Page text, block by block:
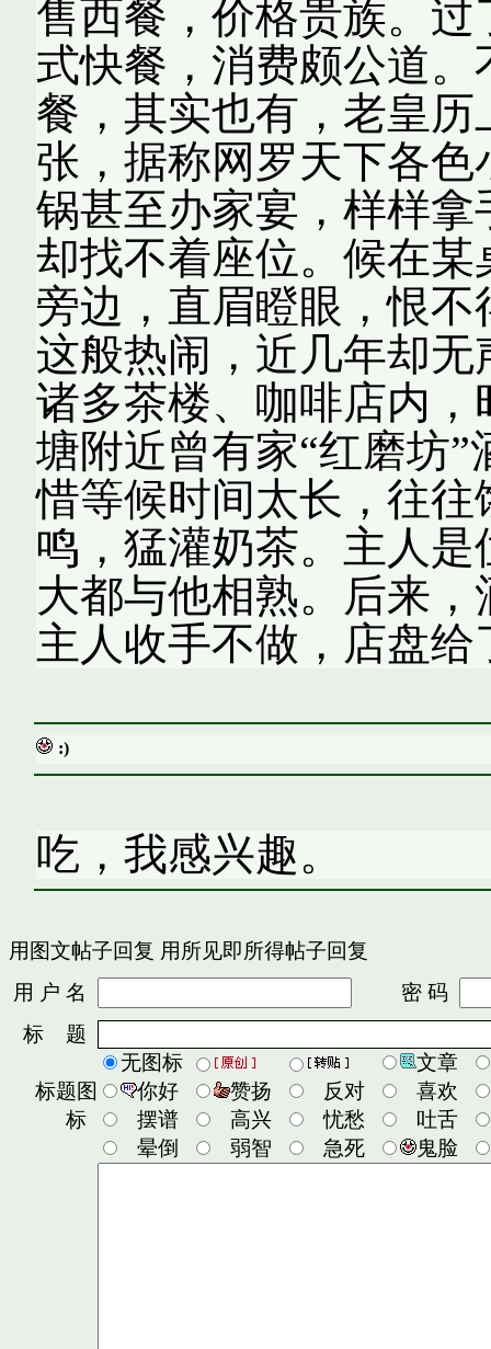
售西餐，价格贵族。
式快餐，消费颇公道
餐，其实也有，老皇
张，据称网罗天下各
锅甚至办家宴，样样
却找不着座位。候在
旁边，直眉瞪眼，恨
这般热闹，近几年却
诸多茶楼、咖啡店内
塘附近曾有家“红磨坊
惜等候时间太长，往
鸣，猛灌奶茶。主人
大都与他相熟。后来
主人收手不做，店盘
:)
吃，我感兴趣。
用图文帖子回复 用所见即所得帖子回复
用 户 名
密 码
标 题
标题图
标
无图标
文章
你好
赞扬 反对
喜欢
摆谱
高兴 忧愁
吐舌
晕倒
弱智 急死 鬼脸